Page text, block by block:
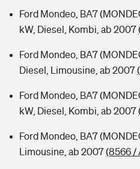
Ford Mondeo, BA7
kW, Diesel, Kombi, ab 2007
Ford Mondeo, BA7
Diesel, Limousine, ab 2007
Ford Mondeo, BA7
kW, Diesel, Kombi, ab 2007
Ford Mondeo, BA7
Limousine, ab 2007(8566 /